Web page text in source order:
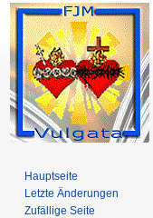
Hauptseite
Letzte Änderungen
Zufällige Seite